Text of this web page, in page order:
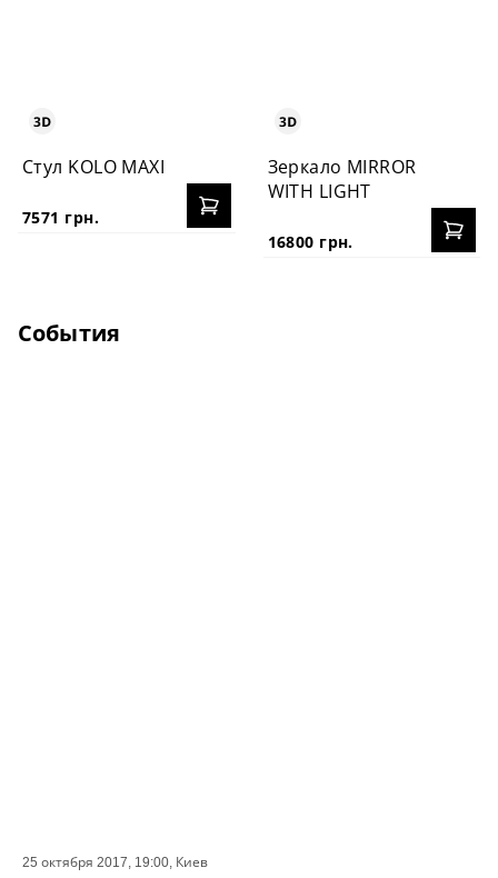
Стул KOLO MAXI
7571 грн.
Зеркало MIRROR
WITH LIGHT
16800 грн.
События
СОБЫТИЕ
25 октября 2017, 19:00, Киев